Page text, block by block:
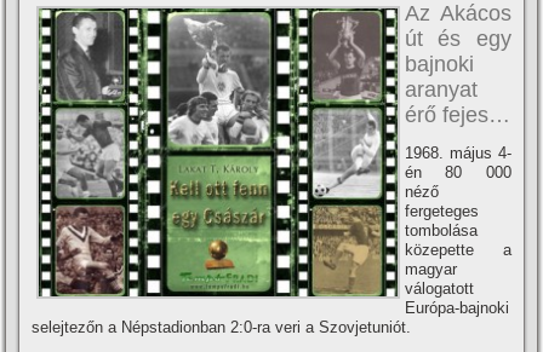
Az Akácos
út és egy
bajnoki
aranyat
érő fejes…
1968. május 4-
én 80 000
néző
fergeteges
tombolása
közepette a
magyar
válogatott
Európa-bajnoki
selejtezőn a Népstadionban 2:0-ra veri a Szovjetuniót.